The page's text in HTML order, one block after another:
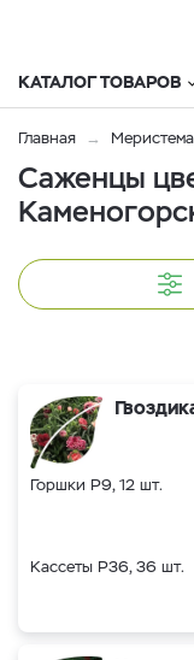
КАТАЛОГ ТОВАРОВ
Главная
Саженцы
Горшки Р9, 12 шт.
Кассеты Р36, 36 шт.